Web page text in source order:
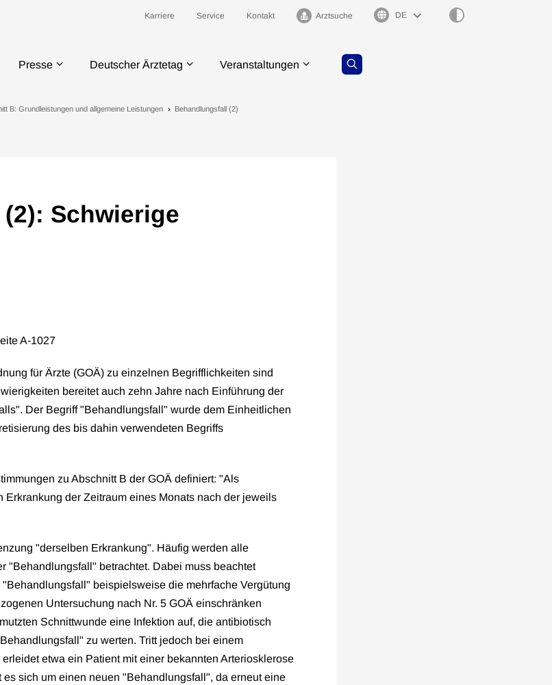
Karriere Service Kontakt Arztsuche Sprachauswahl
Presse Deutscher Ärztetag Veranstaltungen
B: Grundleistungen und allgemeine Leistungen Behandlungsfall (2)
Schwierige
A-1027
für Ärzte (GOÄ) zu einzelnen Begrifflichkeiten sind
bereitet auch zehn Jahre nach Einführung der
Der Begriff "Behandlungsfall" wurde dem Einheitlichen
des bis dahin verwendeten Begriffs
zu Abschnitt B der GOÄ definiert: "Als
der Zeitraum eines Monats nach der jeweils
"derselben Erkrankung". Häufig werden alle
"Behandlungsfall" betrachtet. Dabei muss beachtet
beispielsweise die mehrfache Vergütung
Untersuchung nach Nr. 5 GOÄ einschränken
Schnittwunde eine Infektion auf, die antibiotisch
zu werten. Tritt jedoch bei einem
etwa ein Patient mit einer bekannten Arteriosklerose
sich um einen neuen "Behandlungsfall", da erneut eine